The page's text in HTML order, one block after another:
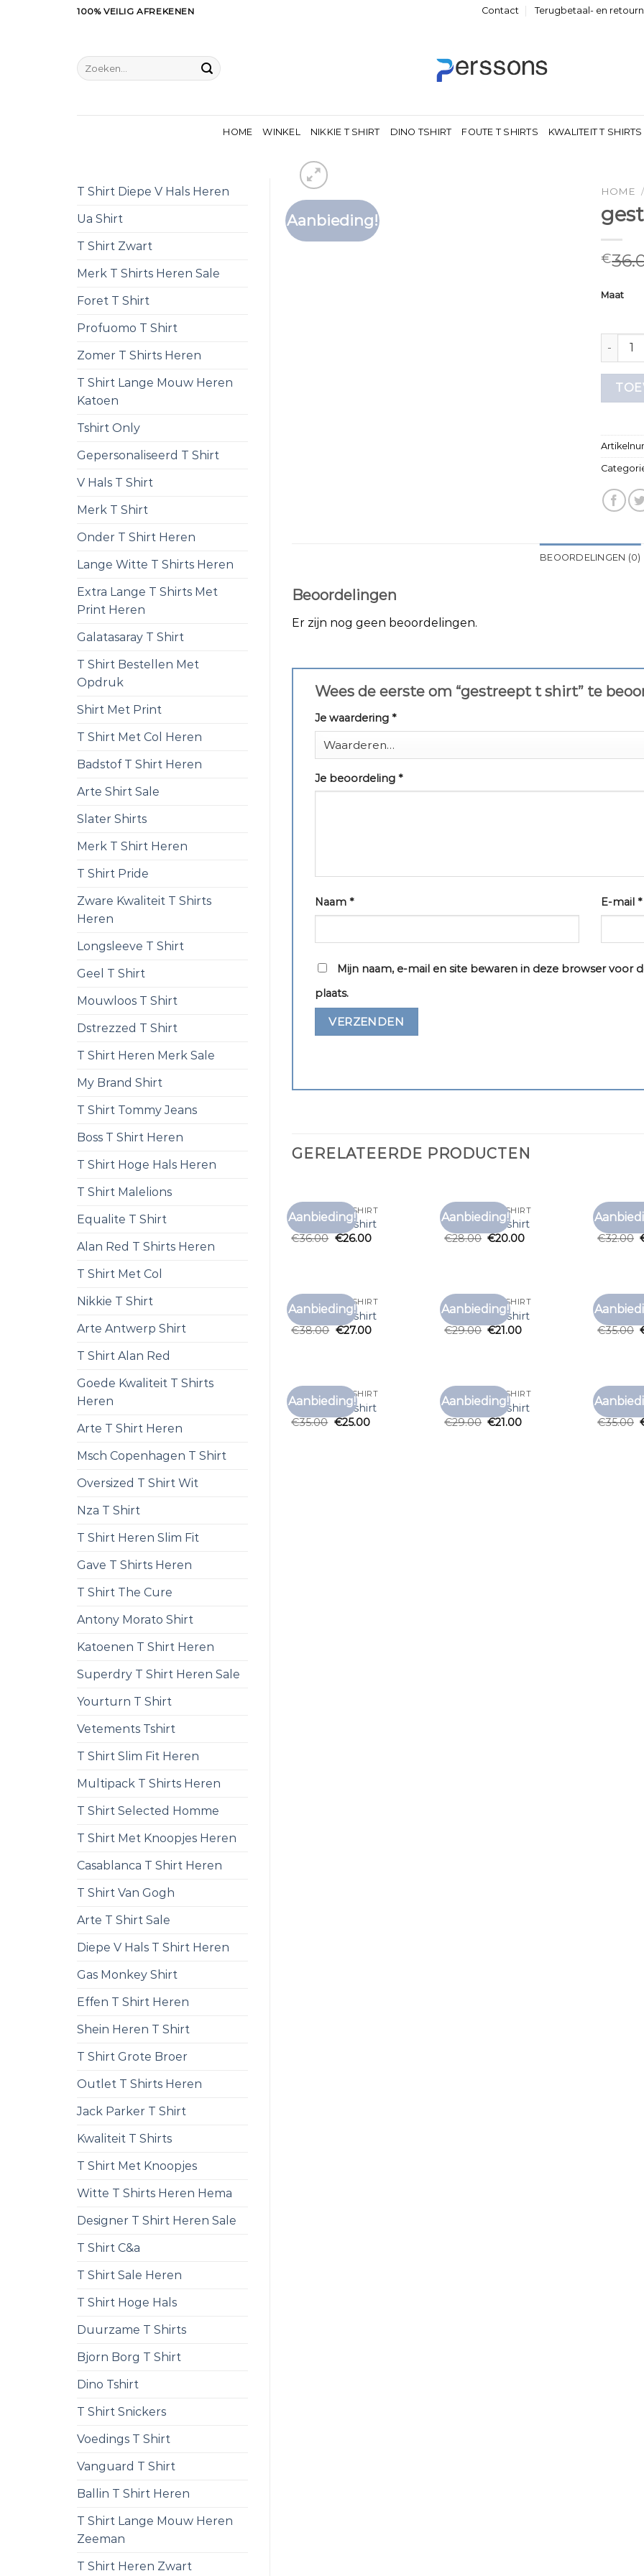
100% VEILIG AFREKENEN Contact Terugbetaal- en
Zoeken
naar:
HOME WINKEL NIKKIE T SHIRT DINO TSHIRT FOUTE T SHIRTS KWALITEIT T SHIRTS
T Shirt Diepe V Hals Heren
Ua Shirt
T Shirt Zwart
Merk T Shirts Heren Sale
Foret T Shirt
Profuomo T Shirt
Zomer T Shirts Heren
T Shirt Lange Mouw Heren
Katoen
Tshirt Only
Gepersonaliseerd T Shirt
V Hals T Shirt
Merk T Shirt
Onder T Shirt Heren
Lange Witte T Shirts Heren
Extra Lange T Shirts Met
Print Heren
Galatasaray T Shirt
T Shirt Bestellen Met
Opdruk
Shirt Met Print
T Shirt Met Col Heren
Badstof T Shirt Heren
Arte Shirt Sale
Slater Shirts
Merk T Shirt Heren
T Shirt Pride
Zware Kwaliteit T Shirts
Heren
Longsleeve T Shirt
Geel T Shirt
Mouwloos T Shirt
Dstrezzed T Shirt
T Shirt Heren Merk Sale
My Brand Shirt
T Shirt Tommy Jeans
Boss T Shirt Heren
T Shirt Hoge Hals Heren
T Shirt Malelions
Equalite T Shirt
Alan Red T Shirts Heren
T Shirt Met Col
Nikkie T Shirt
Arte Antwerp Shirt
T Shirt Alan Red
Goede Kwaliteit T Shirts
Heren
Arte T Shirt Heren
Msch Copenhagen T Shirt
Oversized T Shirt Wit
Nza T Shirt
T Shirt Heren Slim Fit
Gave T Shirts Heren
T Shirt The Cure
Antony Morato Shirt
Katoenen T Shirt Heren
Superdry T Shirt Heren Sale
Yourturn T Shirt
Vetements Tshirt
T Shirt Slim Fit Heren
Multipack T Shirts Heren
T Shirt Selected Homme
T Shirt Met Knoopjes Heren
Casablanca T Shirt Heren
T Shirt Van Gogh
Arte T Shirt Sale
Diepe V Hals T Shirt Heren
Gas Monkey Shirt
Effen T Shirt Heren
Shein Heren T Shirt
T Shirt Grote Broer
Outlet T Shirts Heren
Jack Parker T Shirt
Kwaliteit T Shirts
T Shirt Met Knoopjes
Witte T Shirts Heren Hema
Designer T Shirt Heren Sale
T Shirt C&a
T Shirt Sale Heren
T Shirt Hoge Hals
Duurzame T Shirts
Bjorn Borg T Shirt
Dino Tshirt
T Shirt Snickers
Voedings T Shirt
Vanguard T Shirt
Ballin T Shirt Heren
T Shirt Lange Mouw Heren
Zeeman
T Shirt Heren Zwart
Aanbieding!
HOME /
€
Maat
BEOORDELINGEN (0)
Beoordelingen
Er zijn nog geen beoordelingen.
Wees de eerste om “gestreept t shirt” te
Je waardering *
Je beoordeling *
Naam * E-mail*
Mijn naam, e-mail en site bewaren in deze browser voor
plaats.
GERELATEERDE PRODUCTEN
Aanbieding!
Toevoegen
GESTREEPT T SHIRT
gestreept t shirt
€36.00 €26.00
Aanbieding!
Toevoegen
GESTREEPT T SHIRT
gestreept t shirt
€28.00 €20.00
€32.00
Aanbieding!
Toevoegen
GESTREEPT T SHIRT
gestreept t shirt
€38.00 €27.00
Aanbieding!
Toevoegen
GESTREEPT T SHIRT
gestreept t shirt
€29.00 €21.00
€35.00
Aanbieding!
Toevoegen
GESTREEPT T SHIRT
gestreept t shirt
€35.00 €25.00
Aanbieding!
Toevoegen
GESTREEPT T SHIRT
gestreept t shirt
€29.00 €21.00
€35.00